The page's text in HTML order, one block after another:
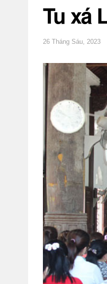
Tu xá
26 Tháng Sáu, 2023